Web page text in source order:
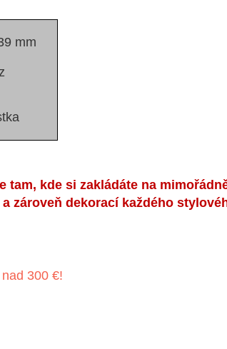
mm
tam, kde si zakládáte na
zároveň dekorací každého
300 €!